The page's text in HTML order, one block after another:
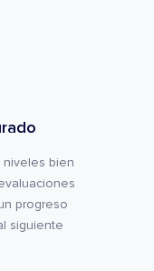
niveles bien
progreso
siguiente